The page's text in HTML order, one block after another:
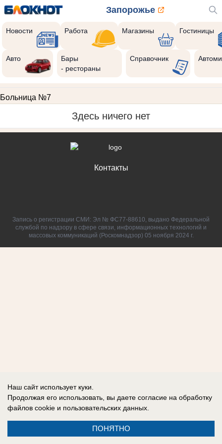
Запорожье
Новости Работа Магазины Гостиницы
Авто
Бары
- рестораны
Справочник
Больница №7
Здесь ничего нет
Контакты
Запись о регистрации СМИ: Эл № ФС77-88610, выдано Федеральной
службой по надзору в сфере связи, информационных технологий и
массовых коммуникаций (Роскомнадзор) 05 ноября 2024 г.
Наш сайт использует куки.
Продолжая его использовать, вы даете согласие на обработку
файлов cookie и пользовательских данных.
ПОНЯТНО